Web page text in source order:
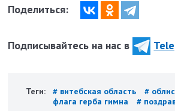
Поделиться:
Подписывайтесь на нас в
Теги: # витебская область #
флага герба гимна
#